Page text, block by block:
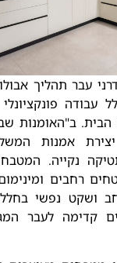
עבר תהליך
עבודה
הבית. ב"האומנות
אמנות
נקייה. המטבח
רחבים
ושקט נפשי בחלל
קדימה לעבר